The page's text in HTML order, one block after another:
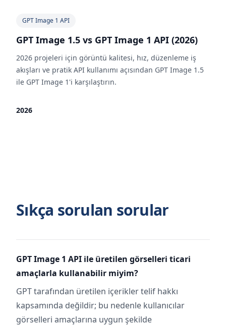
GPT Image 1 API
GPT Image 1.5 vs GPT Image 1 API (2026)
2026 projeleri için görüntü kalitesi, hız, düzenleme iş
akışları ve pratik API kullanımı açısından GPT Image 1.5
ile GPT Image 1'i karşılaştırın.
2026
Sıkça sorulan sorular
GPT Image 1 API ile üretilen görselleri ticari
amaçlarla kullanabilir miyim?
GPT tarafından üretilen içerikler telif hakkı
kapsamında değildir; bu nedenle kullanıcılar
görselleri amaçlarına uygun şekilde